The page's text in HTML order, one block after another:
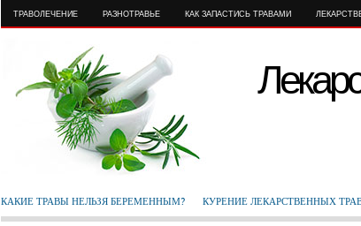
ТРАВОЛЕЧЕНИЕ РАЗНОТРАВЬЕ КАК ЗАПАСТИСЬ ТРАВАМИ
КАКИЕ ТРАВЫ НЕЛЬЗЯ БЕРЕМЕННЫМ? КУРЕНИЕ ЛЕКАРСТВЕННЫХ